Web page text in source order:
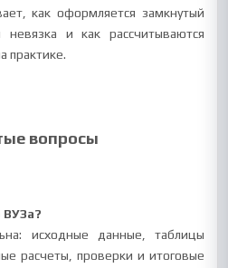
как оформляется замкнутый
невязка и как рассчитываются
практике.
вопросы
исходные данные, таблицы
расчеты, проверки и итоговые